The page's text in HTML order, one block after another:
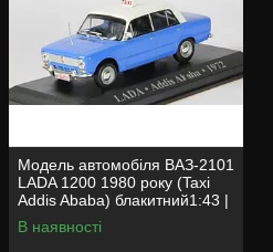
Модель автомобіля ВАЗ-2101
LADA 1200 1980 року (Taxi
Addis Ababa) блакитний1:43 |
IXO Models
В наявності